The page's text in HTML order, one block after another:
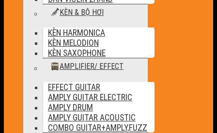
KÈN & BỘ HƠI
KÈN HARMONICA
KÈN MELODION
KÈN SAXOPHONE
AMPLIFIER/ EFFECT
EFFECT GUITAR
AMPLY GUITAR ELECTRIC
AMPLY DRUM
AMPLY GUITAR ACOUSTIC
COMBO GUITAR+AMPLY,FUZZ